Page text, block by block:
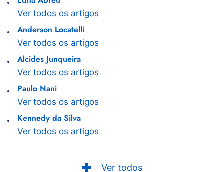
Ver todos os artigos
Anderson Locatelli
Ver todos os artigos
Alcides Junqueira
Ver todos os artigos
Paulo Nani
Ver todos os artigos
Kennedy da Silva
Ver todos os artigos
Ver todos